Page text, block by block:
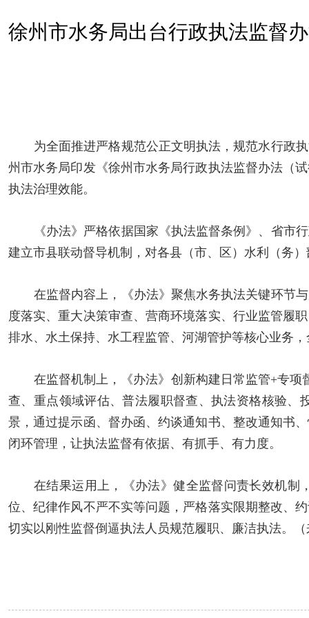
徐州市水务局出台行政执法监督
为全面推进严格规范公正文明执法，规范水行政
州市水务局印发《徐州市水务局行政执法监督办法（
执法治理效能。
《办法》严格依据国家《执法监督条例》、 省市
建立市县联动督导机制，对各县（市、区）水利（务
在监督内容上，《办法》聚焦水务执法关键环节
度落实、重大决策审查、营商环境落实、行业监管履
排水、水土保持、水工程监管、河湖管护等核心业务
在监督机制上，《办法》创新构建日常监管+专
查、重点领域评估、普法履职督查、执法资格核验
景，通过提示函、督办函、约谈通知书、整改通知书
闭环管理，让执法监督有依据、有抓手、有力度。
在结果运用上，《办法》健全监督问责长效机制
位、纪律作风不严不实等问题，严格落实限期整改、
切实以刚性监督倒逼执法人员规范履职、廉洁执法。
（